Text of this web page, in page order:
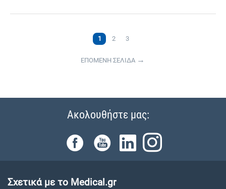
1 2 3
ΕΠΟΜΕΝΗ ΣΕΛΙΔΑ
Ακολουθήστε μας:
Σχετικά με το Medical.gr